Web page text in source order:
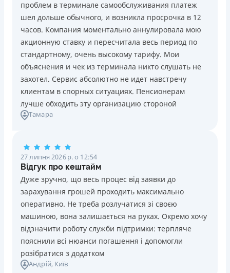
Недоліки
Нема кредиту для юросіб (ФОП)
Немає цілодобової підтримки по телефону, в Viber,
Telegram
Погашення
Оплата на розрахунковий рахунок
Онлайн (через сайт або інтернет-банкінг)
Через відділення банків-партнерів
Вся інформація про кредит
ОТРИМАТИ ПОЗИКУ Детальніше
Переваги
Довгостроковість: Кредит на 120 днів із виплатою
частинами (кожні 15–30 днів)
Швидкість: Автоматичне рішення та зарахування на
картку за 5 хвилин
Безпека: Безмежна верифікація через BankID
Акція: Перший платіж під 0,01% на день за
промокодом
Прозорість: Надійна ліцензія НБУ, без прихованих
Недоліки
Нема програми лояльності для постійних клієнтів
Нема кредиту для юросіб (ФОП)
Немає цілодобової підтримки
Telegram, Facebook
Погашення
В касах і терміналах відділень
Онлайн (через сайт або інтернет-банкінг)
Через термінали самообслуговування
Через термінали Приватбанку
проблем в терминале самообслуживания платеж
шел дольше обычного, и возникла просрочка в 12
часов. Компания моментально аннулировала мою
акционную ставку и пересчитала весь период по
стандартному, очень высокому тарифу. Мои
объяснения и чек из терминала никто слушать не
захотел. Сервис абсолютно не идет навстречу
клиентам в спорных ситуациях. Пенсионерам
лучше обходить эту организацию стороной
Тамара
27 липня 2026 р. о 12:54
Відгук про кештайм
Дуже зручно, що весь процес від заявки до
зарахування грошей проходить максимально
оперативно. Не треба розлучатися зі своєю
машиною, вона залишається на руках. Окремо хочу
відзначити роботу служби підтримки: терпляче
пояснили всі нюанси погашення і допомогли
розібратися з додатком
Андрій, Київ